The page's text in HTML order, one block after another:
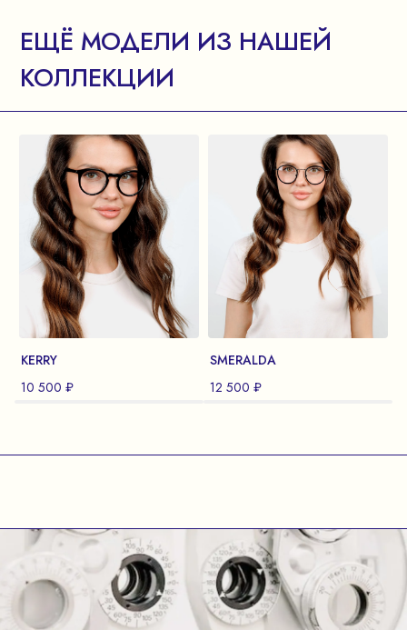
ЕЩЁ МОДЕЛИ ИЗ НАШЕЙ
КОЛЛЕКЦИИ
KERRY
10 500 ₽
SMERALDA
12 500 ₽